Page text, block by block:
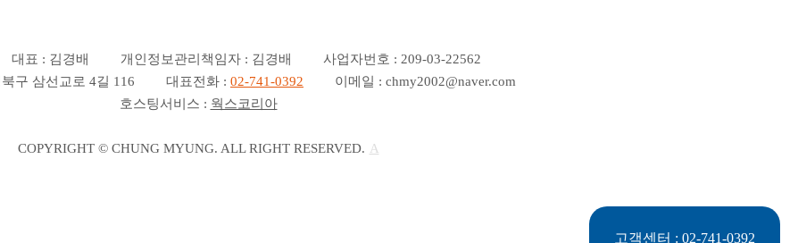
고객센터 : 02-741-0392
대표 : 김경배 개인정보관리책임자 : 김경배
사업자번호 : 209-03-22562
구 삼선교로 4길 116
대표전화 : 02-741-0392
이메일 : chmy2002@naver.com
호스팅서비스 : 웍스코리아
COPYRIGHT © CHUNG MYUNG. ALL RIGHT RESERVED. A